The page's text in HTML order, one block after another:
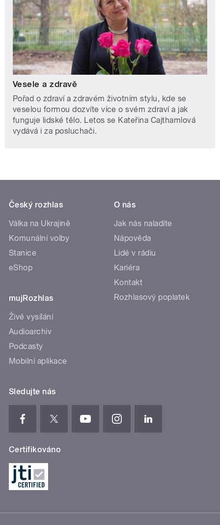
Vesele a zdravě
Pořad o zdraví a zdravém životním stylu, kde se
veselou formou dozvíte více o svém zdraví a jak
funguje lidské tělo. Letos se Kateřina Cajthamlová
vydává i za posluchači.
Český rozhlas
Válka na Ukrajině
Komunální volby
Stanice
eShop
mujRozhlas
Živé vysílání
Audioarchiv
Podcasty
Mobilní aplikace
O nás
Jak nás naladíte
Nápověda
Lidé v rádiu
Kariéra
Kontakt
Rozhlasový poplatek
Sledujte nás
Certifikováno